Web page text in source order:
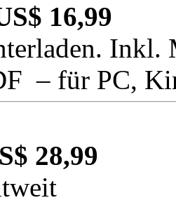
16,99
Inkl.
– für PC,
28,99